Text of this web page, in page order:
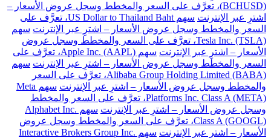
(BCHUSD)، تعرَّف على السعر والمخطط وسجل عروض الأسعار –
اشترِ عبر الإنترنت
سهم US Dollar to Thailand Baht، تعرَّف على
السعر والمخطط وسجل عروض الأسعار – اشترِ عبر الإنترنت سهم
Tesla Inc. (TSLA)، تعرَّف على السعر والمخطط وسجل عروض
الأسعار – اشترِ عبر الإنترنت
سهم Apple Inc. (AAPL)، تعرَّف على
السعر والمخطط وسجل عروض الأسعار – اشترِ عبر الإنترنت سهم
Alibaba Group Holding Limited (BABA)، تعرَّف على السعر
والمخطط وسجل عروض الأسعار – اشترِ عبر الإنترنت
سهم Meta
Platforms Inc. Class A (META)، تعرَّف على السعر والمخطط
وسجل عروض الأسعار – اشترِ عبر الإنترنت
سهم Alphabet Inc.
Class A (GOOGL)، تعرَّف على السعر والمخطط وسجل عروض
الأسعار – اشترِ عبر الإنترنت
سهم Interactive Brokers Group Inc.